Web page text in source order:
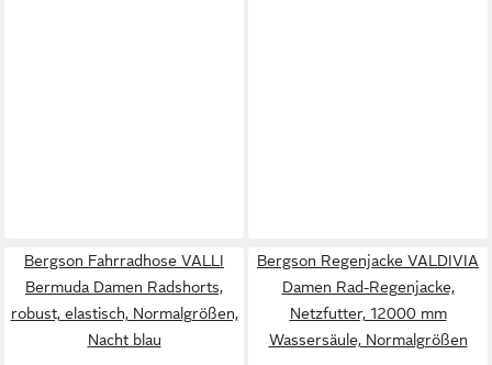
Bergson Fahrradhose VALLI
Bermuda Damen Radshorts,
robust, elastisch, Normalgrößen,
Nacht blau
Bergson Regenjacke VALDIVIA
Damen Rad-Regenjacke,
Netzfutter, 12000 mm
Wassersäule, Normalgrößen